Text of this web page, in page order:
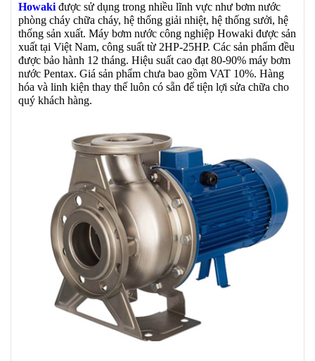
Howaki được sử dụng trong nhiều lĩnh vực như bơm nước
phòng cháy chữa cháy, hệ thống giải nhiệt, hệ thống sưởi, hệ
thống sản xuất. Máy bơm nước công nghiệp Howaki được sản
xuất tại Việt Nam, công suất từ 2HP-25HP. Các sản phẩm đều
được bảo hành 12 tháng. Hiệu suất cao đạt 80-90% máy bơm
nước Pentax. Giá sản phẩm chưa bao gồm VAT 10%. Hàng
hóa và linh kiện thay thế luôn có sẵn để tiện lợi sửa chữa cho
quý khách hàng.